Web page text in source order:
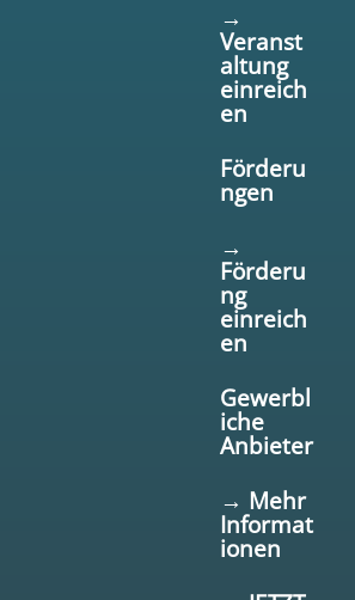
→
Veranst
altung
einreich
en
Förderu
ngen
→
Förderu
ng
einreich
en
Gewerbl
iche
Anbieter
→ Mehr
Informat
ionen